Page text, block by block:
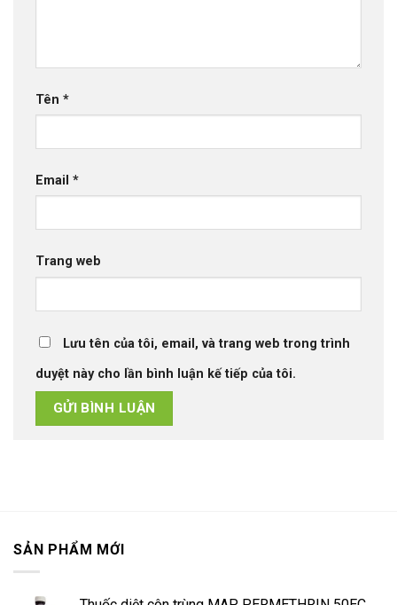
Tên *
Email *
Trang web
Lưu tên của tôi, email, và trang web trong trình
duyệt này cho lần bình luận kế tiếp của tôi.
SẢN PHẨM MỚI